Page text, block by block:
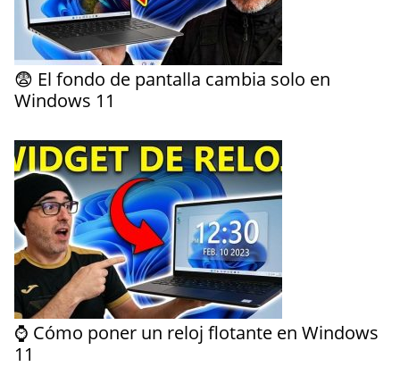
😨 El fondo de pantalla cambia solo en
Windows 11
⌚ Cómo poner un reloj flotante en Windows
11